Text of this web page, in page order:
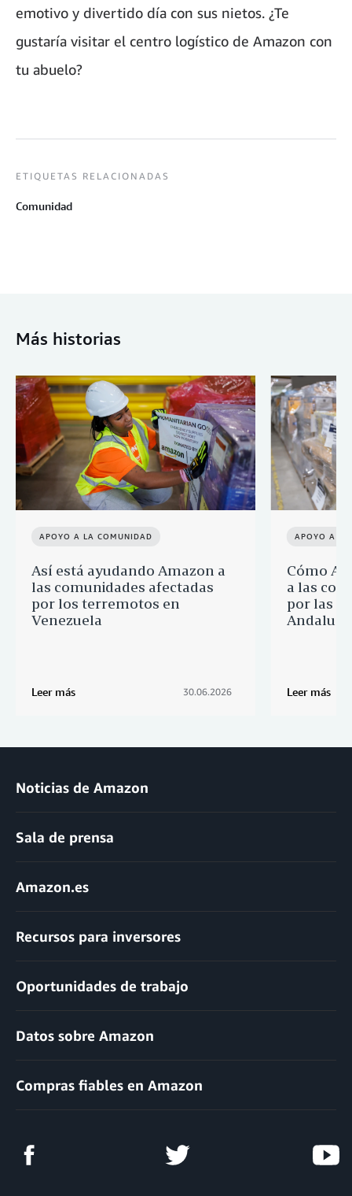
emotivo y divertido día con sus nietos. ¿Te
gustaría visitar el centro logístico de Amazon con
tu abuelo?
ETIQUETAS RELACIONADAS
Comunidad
Más historias
APOYO A LA COMUNIDAD
Así está ayudando Amazon a
las comunidades afectadas
por los terremotos en
Venezuela
Leer más 30.06.2026
APOYO A LA
Cómo
a las
por las
Leer más
Noticias de Amazon
Sala de prensa
Amazon.es
Recursos para inversores
Oportunidades de trabajo
Datos sobre Amazon
Compras fiables en Amazon